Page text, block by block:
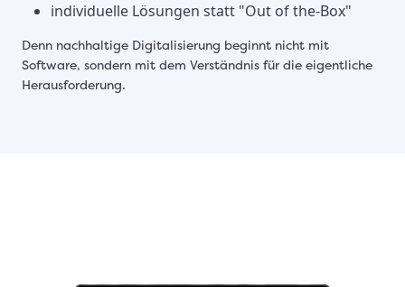
individuelle Lösungen statt "Out of the-Box"
Denn nachhaltige Digitalisierung beginnt nicht mit
Software, sondern mit dem Verständnis für die eigentliche
Herausforderung.